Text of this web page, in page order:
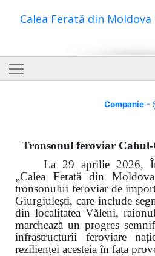
Calea Ferată din Moldova
Companie-
Tronsonul feroviar
La 29 aprilie 2026,
„Calea Ferată din
tronsonului feroviar de
Giurgiulești, care include
din localitatea Văleni,
marchează un progres
infrastructurii feroviare
rezilienței acesteia în fața